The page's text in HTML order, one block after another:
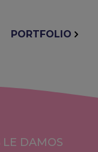
PORTFOLIO
LE DAMOS